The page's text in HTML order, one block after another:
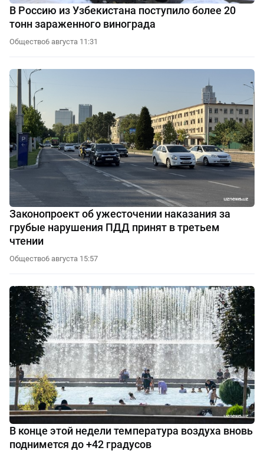
В Россию из Узбекистана поступило более 20
тонн зараженного винограда
Общество6 августа 11:31
Законопроект об ужесточении наказания за
грубые нарушения ПДД принят в третьем
чтении
Общество6 августа 15:57
В конце этой недели температура воздуха вновь
поднимется до +42 градусов